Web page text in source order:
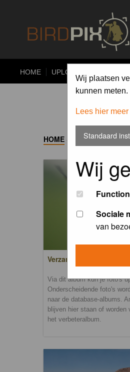
HOME UPLOAD
Wij plaatsen
kunnen
Lees hier
Standaard
Wij
Sociale
van
HOME -> ALBUM
Verzamel- en
Via dit album kun je foto's
Onderscheidende foto's
naar de database-albums.
blijven hier staan of worden
het verbeteralbum.